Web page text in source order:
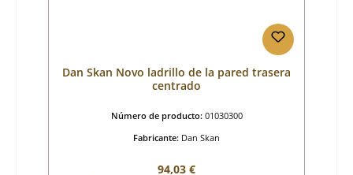
Dan Skan Novo ladrillo de la pared trasera
centrado
Número de producto: 01030300
Fabricante: Dan Skan
Precio normal:
94,03 €